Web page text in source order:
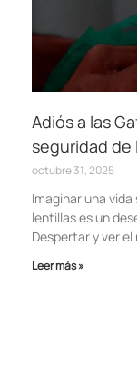
Adiós a las
seguridad de
octubre 31, 2025
Imaginar una
lentillas es un
Despertar y ver el
Leer más »